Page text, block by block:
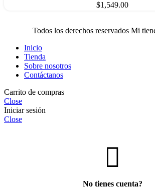
$1,549.00
Todos los derechos reservados Mi
Inicio
Tienda
Sobre nosotros
Contáctanos
Carrito de compras
Close
Iniciar sesión
Close
No tienes cuenta?